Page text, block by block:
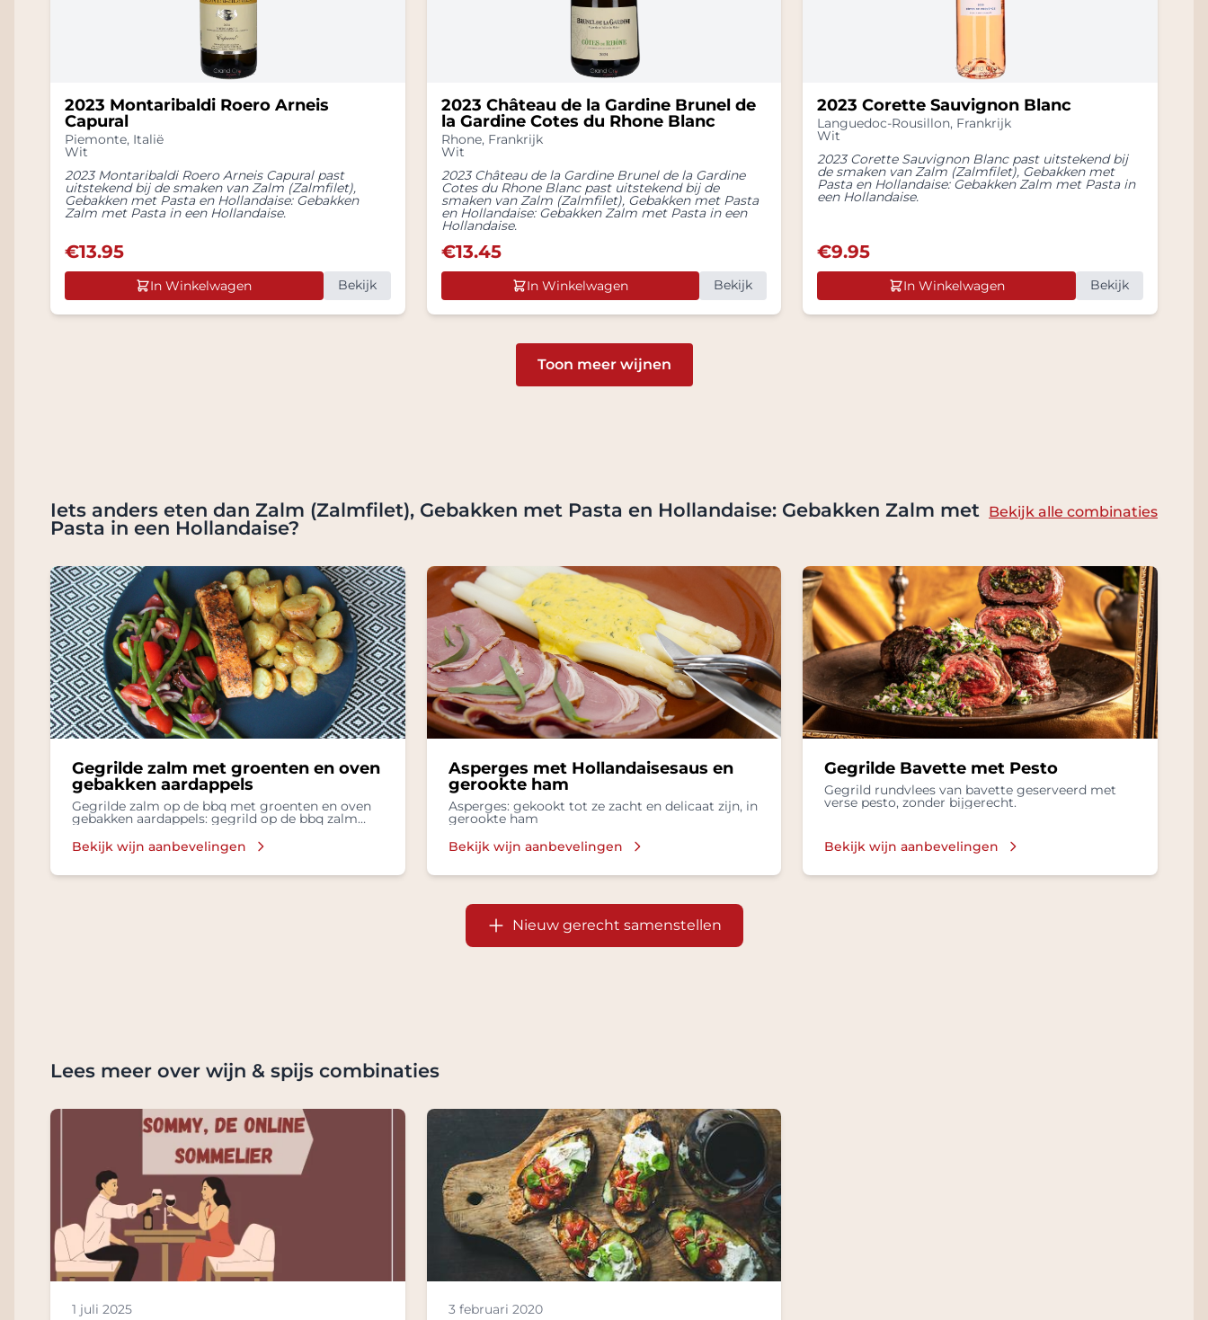
2023 Montaribaldi Roero Arneis
Capural
Piemonte, Italië
Wit
2023 Montaribaldi Roero Arneis Capural past
uitstekend bij de smaken van Zalm (Zalmfilet),
Gebakken met Pasta en Hollandaise: Gebakken
Zalm met Pasta in een Hollandaise.
€13.95
In Winkelwagen Bekijk
2023 Château de la Gardine Brunel de
la Gardine Cotes du Rhone Blanc
Rhone, Frankrijk
Wit
2023 Château de la Gardine Brunel de la Gardine
Cotes du Rhone Blanc past uitstekend bij de
smaken van Zalm (Zalmfilet), Gebakken met Pasta
en Hollandaise: Gebakken Zalm met Pasta in een
Hollandaise.
€13.45
In Winkelwagen Bekijk
2023 Corette Sauvignon Blanc
Languedoc-Rousillon, Frankrijk
Wit
2023 Corette Sauvignon Blanc past uitstekend bij
de smaken van Zalm (Zalmfilet), Gebakken met
Pasta en Hollandaise: Gebakken Zalm met Pasta in
een Hollandaise.
€9.95
In Winkelwagen Bekijk
Toon meer wijnen
Iets anders eten dan Zalm (Zalmfilet), Gebakken met Pasta en Hollandaise: Gebakken Zalm met
Pasta in een Hollandaise?
Bekijk alle combinaties
Gegrilde zalm met groenten en oven
gebakken aardappels
Gegrilde zalm op de bbq met groenten en oven
gebakken aardappels: gegrild op de bbq zalm
Bekijk wijn aanbevelingen
Asperges met Hollandaisesaus en
gerookte ham
Asperges: gekookt tot ze zacht en delicaat zijn, in
gerookte ham
Bekijk wijn aanbevelingen
Gegrilde Bavette met Pesto
Gegrild rundvlees van bavette geserveerd met
verse pesto, zonder bijgerecht.
Bekijk wijn aanbevelingen
Nieuw gerecht samenstellen
Lees meer over wijn & spijs combinaties
1 juli 2025 3 februari 2020